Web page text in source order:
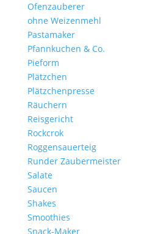
Ofenzauberer
ohne Weizenmehl
Pastamaker
Pfannkuchen & Co.
Pieform
Plätzchen
Plätzchenpresse
Räuchern
Reisgericht
Rockcrok
Roggensauerteig
Runder Zaubermeister
Salate
Saucen
Shakes
Smoothies
Snack-Maker